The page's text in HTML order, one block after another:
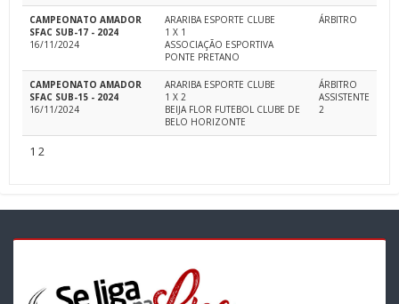
CAMPEONATO AMADOR
SFAC SUB-17 - 2024
16/11/2024
ARARIBA ESPORTE CLUBE
1 X 1
ASSOCIAÇÃO ESPORTIVA
PONTE PRETANO
ÁRBITRO
CAMPEONATO AMADOR
SFAC SUB-15 - 2024
16/11/2024
ARARIBA ESPORTE CLUBE
1 X 2
BEIJA FLOR FUTEBOL CLUBE DE
BELO HORIZONTE
ÁRBITRO
ASSISTENTE
2
1 2